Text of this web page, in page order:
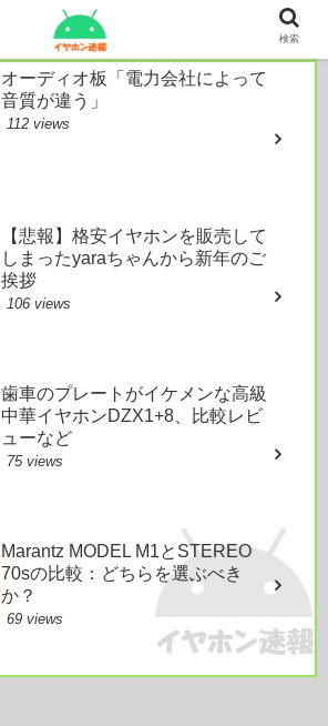
オーディオ板「電力会社によって
音質が違う」
112 views
【悲報】格安イヤホンを販売して
しまったyaraちゃんから新年のご
挨拶
106 views
歯車のプレートがイケメンな高級
中華イヤホンDZX1+8、比較レビ
ューなど
75 views
Marantz MODEL M1とSTEREO
70sの比較：どちらを選ぶべき
か？
69 views
検索